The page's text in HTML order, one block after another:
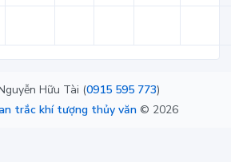
Hữu Tài (0915 595 773)
trắc khí tượng thủy văn © 2026